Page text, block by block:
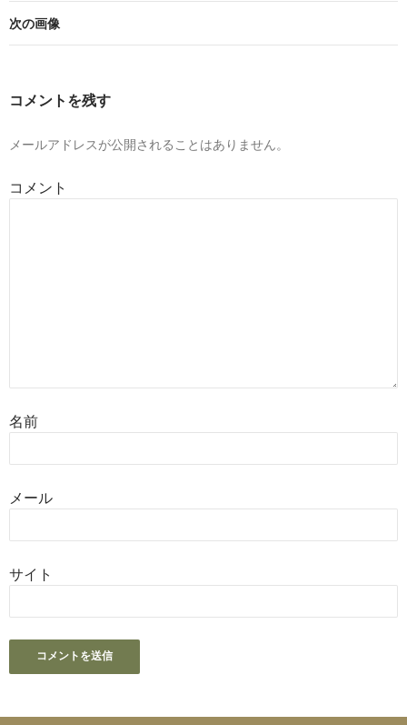
次の画像
コメントを残す
メールアドレスが公開されることはありません。
コメント
名前
メール
サイト